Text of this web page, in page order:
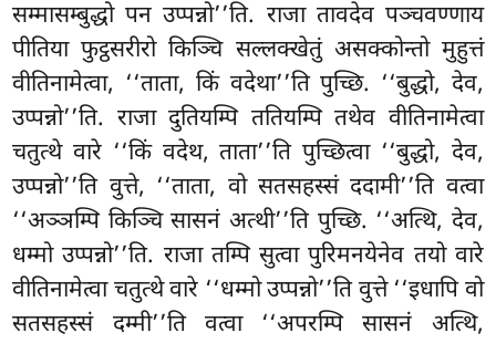
सम्मासम्बुद्धो पन उप्पन्नो’’ति. राजा तावदेव पञ्चवण्णाय
पीतिया फुट्ठसरीरो किञ्चि सल्लक्खेतुं असक्कोन्तो मुहुत्तं
वीतिनामेत्वा, ‘‘ताता, किं वदेथा’’ति पुच्छि. ‘‘बुद्धो, देव,
उप्पन्नो’’ति. राजा दुतियम्पि ततियम्पि तथेव वीतिनामेत्वा
चतुत्थे वारे ‘‘किं वदेथ, ताता’’ति पुच्छित्वा ‘‘बुद्धो, देव,
उप्पन्नो’’ति वुत्ते, ‘‘ताता, वो सतसहस्सं ददामी’’ति वत्वा
‘‘अञ्ञम्पि किञ्चि सासनं अत्थी’’ति पुच्छि. ‘‘अत्थि, देव,
धम्मो उप्पन्नो’’ति. राजा तम्पि सुत्वा पुरिमनयेनेव तयो वारे
वीतिनामेत्वा चतुत्थे वारे ‘‘धम्मो उप्पन्नो’’ति वुत्ते ‘‘इधापि वो
सतसहस्सं दम्मी’’ति वत्वा ‘‘अपरम्पि सासनं अत्थि,